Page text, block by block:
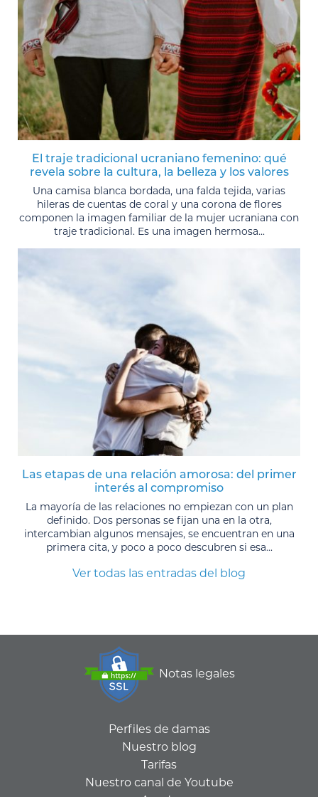
El traje tradicional ucraniano femenino: qué
revela sobre la cultura, la belleza y los valores
Una camisa blanca bordada, una falda tejida, varias
hileras de cuentas de coral y una corona de flores
componen la imagen familiar de la mujer ucraniana con
traje tradicional. Es una imagen hermosa...
Las etapas de una relación amorosa: del primer
interés al compromiso
La mayoría de las relaciones no empiezan con un plan
definido. Dos personas se fijan una en la otra,
intercambian algunos mensajes, se encuentran en una
primera cita, y poco a poco descubren si esa...
Ver todas las entradas del blog
Notas legales
Perfiles de damas
Nuestro blog
Tarifas
Nuestro canal de Youtube